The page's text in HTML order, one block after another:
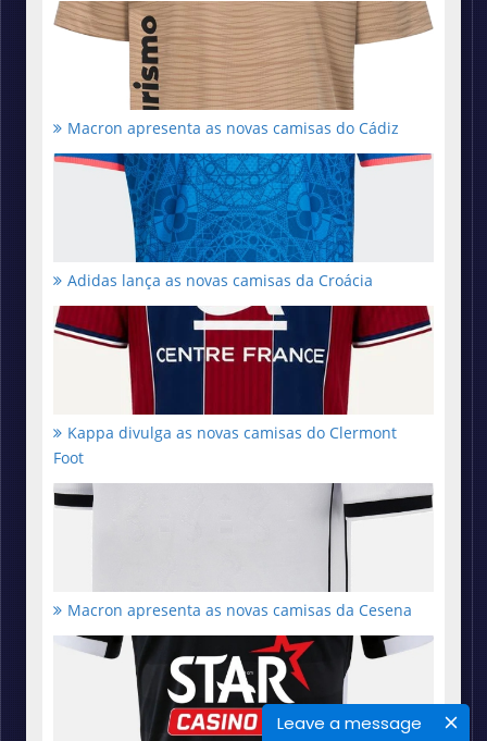
Leave a message
Macron apresenta as novas camisas do Cádiz
Adidas lança as novas camisas da Croácia
Kappa divulga as novas camisas do Clermont
Foot
Macron apresenta as novas camisas da Cesena